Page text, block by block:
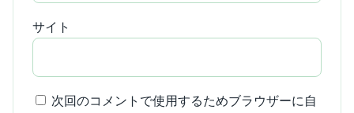
サイト
次回のコメントで使用するためブラウザーに自